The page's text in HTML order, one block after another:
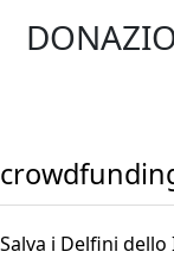
Salva i Delfini dello